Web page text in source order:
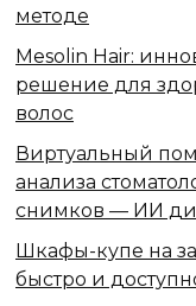
методе
Mesolin Hair:
решение для
волос
Виртуальный
анализа
снимков — ИИ
Шкафы-купе на
быстро и